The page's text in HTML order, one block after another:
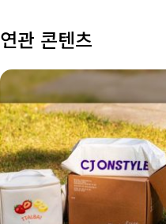
연관 콘텐츠